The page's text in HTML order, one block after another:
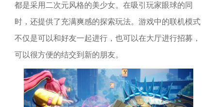
都是采用二次元风格的美少女。在吸引玩家眼球的同
时，还提供了充满爽感的探索玩法。游戏中的联机模式
不仅是可以和好友一起进行，也可以在大厅进行招募，
可以很方便的结交到新的朋友。